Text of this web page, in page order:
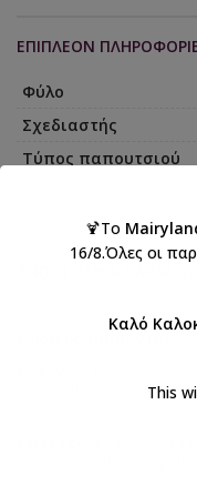
ΕΠΙΠΛΈΟΝ
Φύλο
Σχεδιαστής
Τύπος παπουτσιού
ΑΠΟΣΤΟΛΉ &
Babywalker Size Guide 4
🍹Το
16/8.Όλες οι
Καλό
This